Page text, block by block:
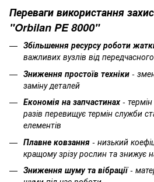
Переваги використання
"Orbilan PE 8000"
Збільшення ресурсу роботи
важливих вузлів від
Зниження простоїв техніки -
заміну деталей
Економія на запчастинах -
разів перевищує термін служби
елементів
Плавне ковзання - низький
кращому зрізу рослин та знижує
Зниження шуму та вібрації-